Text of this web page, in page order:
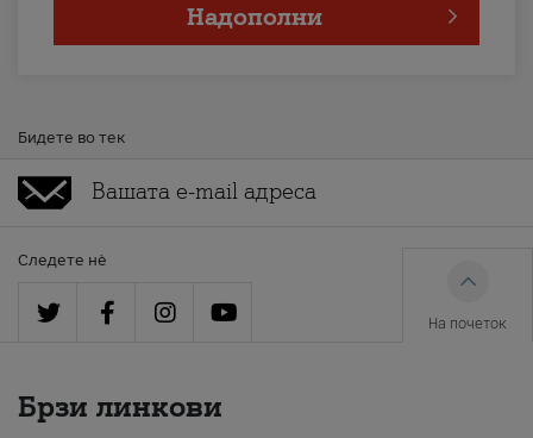
Надополни
Бидете во тек
Следете нè
На почеток
Брзи линкови